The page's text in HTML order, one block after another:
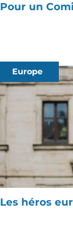
Pour un
Europe
Les héros